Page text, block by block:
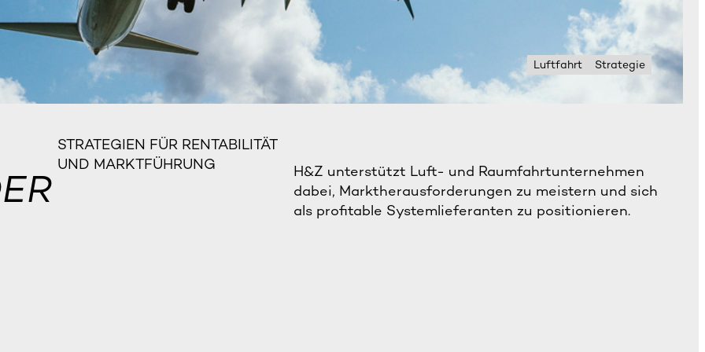
Luftfahrt Strategie
STRATEGIEN FÜR RENTABILITÄT
UND MARKTFÜHRUNG
H&Z unterstützt Luft- und Raumfahrtunternehmen
dabei, Marktherausforderungen zu meistern und sich
als profitable Systemlieferanten zu positionieren.